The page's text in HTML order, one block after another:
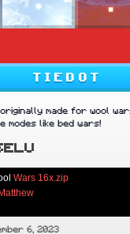
TIEDOT
made for wool
modes like bed wars!
Wars 16x.zip
6, 2023